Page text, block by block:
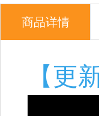
商品详情
【更